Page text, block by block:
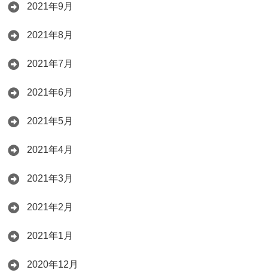
2021年9月
2021年8月
2021年7月
2021年6月
2021年5月
2021年4月
2021年3月
2021年2月
2021年1月
2020年12月